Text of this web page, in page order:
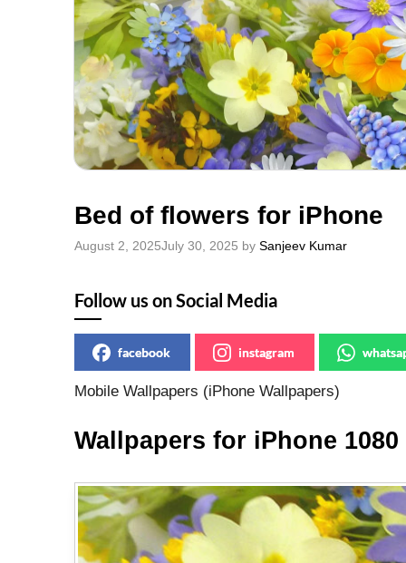
Bed of flowers for iPhone
August 2, 2025July 30, 2025 by Sanjeev Kumar
Follow us on Social Media
facebook instagram
Mobile Wallpapers (iPhone Wallpapers)
Wallpapers for iPhone 1080